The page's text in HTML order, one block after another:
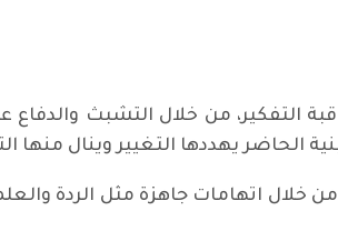
التفكير، من خلال التشبث
الحاضر يهددها التغيير وينال منها
خلال اتهامات جاهزة مثل الردة